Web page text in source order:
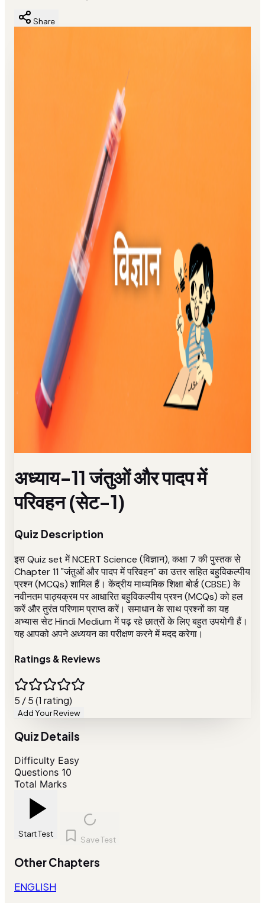
Share
अध्याय-11 जंतुओं और पादप में
परिवहन (सेट-1)
Quiz Description
इस Quiz set में NCERT Science (विज्ञान), कक्षा 7 की पुस्तक से
Chapter 11 "जंतुओं और पादप में परिवहन" का उत्तर सहित बहुविकल्पीय
प्रश्न (MCQs) शामिल हैं। केंद्रीय माध्यमिक शिक्षा बोर्ड (CBSE) के
नवीनतम पाठ्यक्रम पर आधारित बहुविकल्पीय प्रश्न (MCQs) को हल
करें और तुरंत परिणाम प्राप्त करें। समाधान के साथ प्रश्नों का यह
अभ्यास सेट Hindi Medium में पढ़ रहे छात्रों के लिए बहुत उपयोगी हैं।
यह आपको अपने अध्ययन का परीक्षण करने में मदद करेगा।
Ratings & Reviews
5 / 5 (1 rating)
Add Your Review
Quiz Details
Difficulty Easy
Questions 10
Total Marks
Start Test
Save Test
Other Chapters
ENGLISH